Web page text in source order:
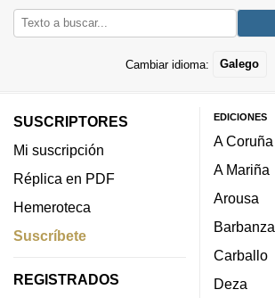
Cambiar idioma: Galego
SUSCRIPTORES
Mi suscripción
Réplica en PDF
Hemeroteca
Suscríbete
REGISTRADOS
EDICIONES
A Coruña
A Mariña
Arousa
Barbanza
Carballo
Deza